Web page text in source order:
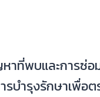
าที่พบและการซ่อ
รบำรุงรักษาเพื่อ